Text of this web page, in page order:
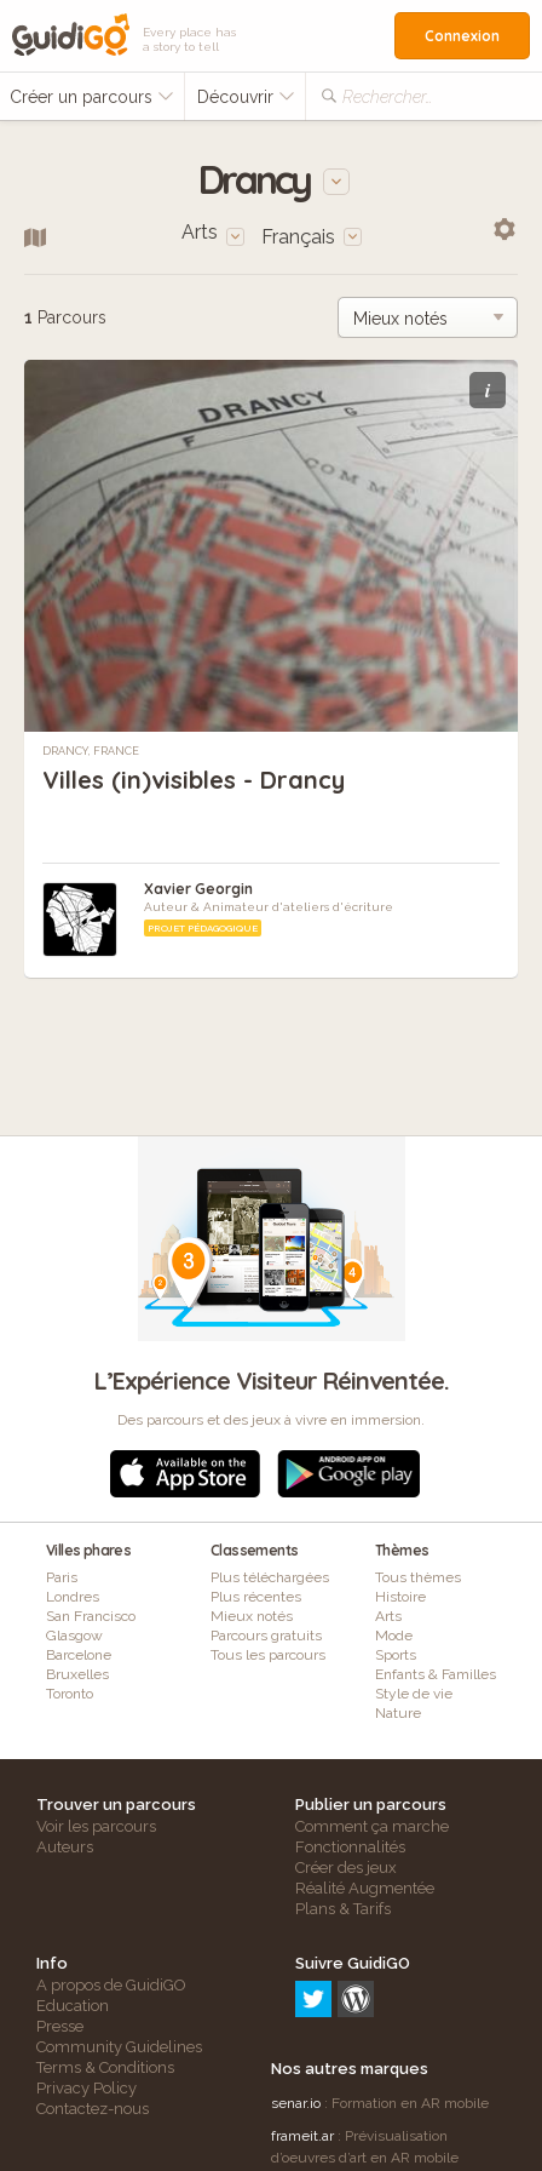
Every place has
a story to tell
Créer un parcours Découvrir Rechercher…
Connexion
Drancy
Arts Français
1 Parcours
i
DRANCY, FRANCE
Villes (in)visibles - Drancy
Xavier Georgin
Auteur & Animateur d'ateliers d'écriture
PROJET PÉDAGOGIQUE
L’Expérience Visiteur Réinventée.
Des parcours et des jeux à vivre en immersion.
Villes phares
Paris
Londres
San Francisco
Glasgow
Barcelone
Bruxelles
Toronto
Classements
Plus téléchargées
Plus récentes
Mieux notés
Parcours gratuits
Tous les parcours
Thèmes
Tous thèmes
Histoire
Arts
Mode
Sports
Enfants & Familles
Style de vie
Nature
Trouver un parcours
Voir les parcours
Auteurs
Publier un parcours
Comment ça marche
Fonctionnalités
Créer des jeux
Réalité Augmentée
Plans & Tarifs
Info
A propos de GuidiGO
Education
Presse
Community Guidelines
Terms & Conditions
Privacy Policy
Contactez-nous
Suivre GuidiGO
Nos autres marques
senar.io : Formation en AR mobile
frameit.ar: Prévisualisation
d’oeuvres d’art en AR mobile